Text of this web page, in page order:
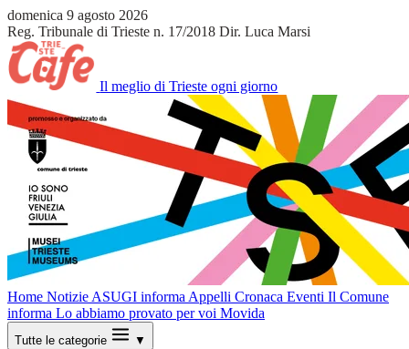
domenica 9 agosto 2026
Reg. Tribunale di Trieste n. 17/2018 Dir. Luca Marsi
Il meglio di Trieste ogni giorno
Home Notizie ASUGI informa Appelli Cronaca Eventi Il Comune
informa Lo abbiamo provato per voi Movida
Tutte le categorie ▼